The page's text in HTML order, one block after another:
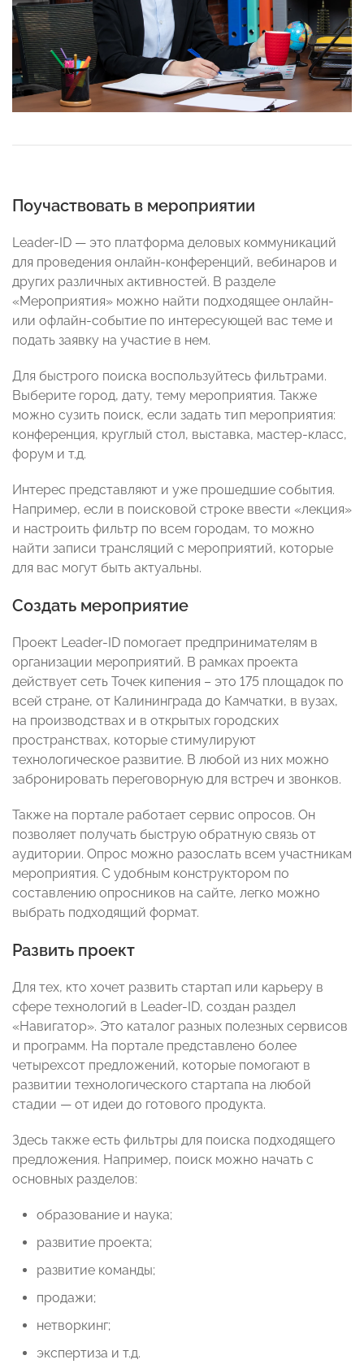
Поучаствовать в мероприятии
Leader-ID — это платформа деловых коммуникаций
для проведения онлайн-конференций, вебинаров и
других различных активностей. В разделе
«Мероприятия» можно найти подходящее онлайн-
или офлайн-событие по интересующей вас теме и
подать заявку на участие в нем.
Для быстрого поиска воспользуйтесь фильтрами.
Выберите город, дату, тему мероприятия. Также
можно сузить поиск, если задать тип мероприятия:
конференция, круглый стол, выставка, мастер-класс,
форум и т.д.
Интерес представляют и уже прошедшие события.
Например, если в поисковой строке ввести «лекция»
и настроить фильтр по всем городам, то можно
найти записи трансляций с мероприятий, которые
для вас могут быть актуальны.
Создать мероприятие
Проект Leader-ID помогает предпринимателям в
организации мероприятий. В рамках проекта
действует сеть Точек кипения – это 175 площадок по
всей стране, от Калининграда до Камчатки, в вузах,
на производствах и в открытых городских
пространствах, которые стимулируют
технологическое развитие. В любой из них можно
забронировать переговорную для встреч и звонков.
Также на портале работает сервис опросов. Он
позволяет получать быструю обратную связь от
аудитории. Опрос можно разослать всем участникам
мероприятия. С удобным конструктором по
составлению опросников на сайте, легко можно
выбрать подходящий формат.
Развить проект
Для тех, кто хочет развить стартап или карьеру в
сфере технологий в Leader-ID, создан раздел
«Навигатор». Это каталог разных полезных сервисов
и программ. На портале представлено более
четырехсот предложений, которые помогают в
развитии технологического стартапа на любой
стадии — от идеи до готового продукта.
Здесь также есть фильтры для поиска подходящего
предложения. Например, поиск можно начать с
основных разделов:
образование и наука;
развитие проекта;
развитие команды;
продажи;
нетворкинг;
экспертиза и т.д.